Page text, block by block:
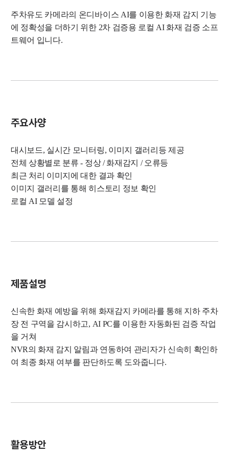
주차유도 카메라의 온디바이스 AI를 이용한 화재 감지 기능
에 정확성을 더하기 위한 2차 검증용 로컬 AI 화재 검증 소프
트웨어 입니다.
주요사양
대시보드, 실시간 모니터링, 이미지 갤러리등 제공
전체 상황별로 분류 - 정상 / 화재감지 / 오류등
최근 처리 이미지에 대한 결과 확인
이미지 갤러리를 통해 히스토리 정보 확인
로컬 AI 모델 설정
제품설명
신속한 화재 예방을 위해 화재감지 카메라를 통해 지하 주차
장 전 구역을 감시하고, AI PC를 이용한 자동화된 검증 작업
을 거쳐
NVR의 화재 감지 알림과 연동하여 관리자가 신속히 확인하
여 최종 화재 여부를 판단하도록 도와줍니다.
활용방안